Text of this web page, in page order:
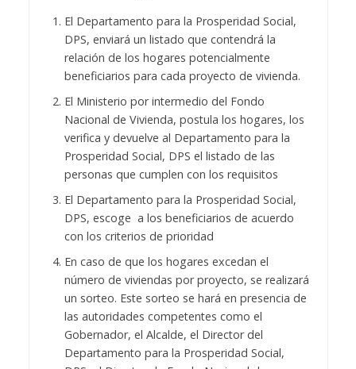
El Departamento para la Prosperidad Social,
DPS, enviará un listado que contendrá la
relación de los hogares potencialmente
beneficiarios para cada proyecto de vivienda.
El Ministerio por intermedio del Fondo
Nacional de Vivienda, postula los hogares, los
verifica y devuelve al Departamento para la
Prosperidad Social, DPS el listado de las
personas que cumplen con los requisitos
El Departamento para la Prosperidad Social,
DPS, escoge a los beneficiarios de acuerdo
con los criterios de prioridad
En caso de que los hogares excedan el
número de viviendas por proyecto, se realizará
un sorteo. Este sorteo se hará en presencia de
las autoridades competentes como el
Gobernador, el Alcalde, el Director del
Departamento para la Prosperidad Social,